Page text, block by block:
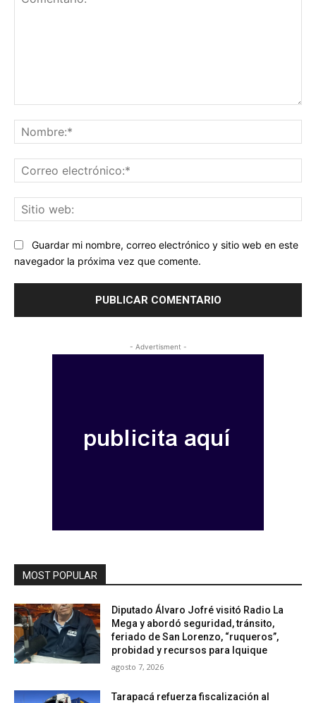
Guardar mi nombre, correo electrónico y sitio web en este
navegador la próxima vez que comente.
- Advertisment -
MOST POPULAR
Diputado Álvaro Jofré visitó Radio La
Mega y abordó seguridad, tránsito,
feriado de San Lorenzo, “ruqueros”,
probidad y recursos para Iquique
agosto 7, 2026
Tarapacá refuerza fiscalización al